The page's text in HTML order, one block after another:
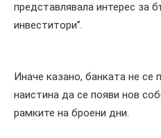
представлявала интерес за
инвеститори”.
Иначе казано, банката не се
наистина да се появи нов
рамките на броени дни.